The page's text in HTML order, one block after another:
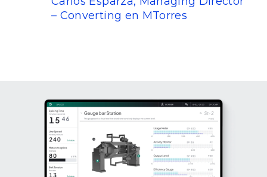
– Converting en MTorres